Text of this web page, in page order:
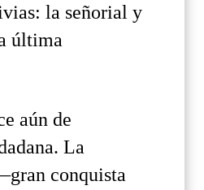
la señorial y
última
aún de
La
conquista